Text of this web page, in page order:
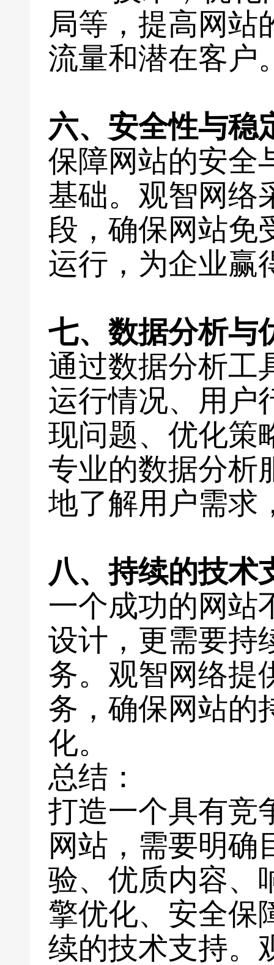
局等，提高网站
流量和潜在客户
六、安全性与稳
保障网站的安全
基础。观智网络
段，确保网站免
运行，为企业赢
七、数据分析与
通过数据分析工
运行情况、用户
现问题、优化策
专业的数据分析
地了解用户需求
八、持续的技术
一个成功的网站
设计，更需要持
务。观智网络提
务，确保网站的
化。
总结：
打造一个具有竞
网站，需要明确
验、优质内容、
擎优化、安全保
续的技术支持。